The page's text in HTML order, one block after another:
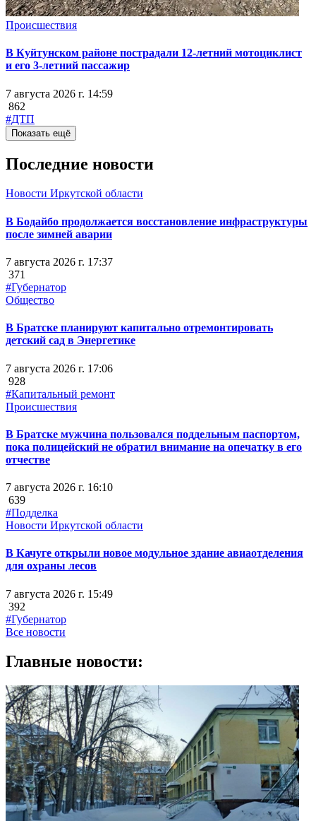
Происшествия
В Куйтунском районе пострадали 12-летний мотоциклист
и его 3-летний пассажир
7 августа 2026 г. 14:59
862
#ДТП
Показать ещё
Последние новости
Новости Иркутской области
В Бодайбо продолжается восстановление инфраструктуры
после зимней аварии
7 августа 2026 г. 17:37
371
#Губернатор
Общество
В Братске планируют капитально отремонтировать
детский сад в Энергетике
7 августа 2026 г. 17:06
928
#Капитальный ремонт
Происшествия
В Братске мужчина пользовался поддельным паспортом,
пока полицейский не обратил внимание на опечатку в его
отчестве
7 августа 2026 г. 16:10
639
#Подделка
Новости Иркутской области
В Качуге открыли новое модульное здание авиаотделения
для охраны лесов
7 августа 2026 г. 15:49
392
#Губернатор
Все новости
Главные новости: